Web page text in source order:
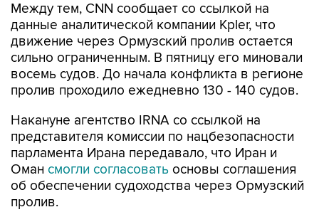
Между тем, CNN сообщает со ссылкой на
данные аналитической компании Kpler, что
движение через Ормузский пролив остается
сильно ограниченным. В пятницу его миновали
восемь судов. До начала конфликта в регионе
пролив проходило ежедневно 130 - 140 судов.
Накануне агентство IRNA со ссылкой на
представителя комиссии по нацбезопасности
парламента Ирана передавало, что Иран и
Оман смогли согласовать основы соглашения
об обеспечении судоходства через Ормузский
пролив.